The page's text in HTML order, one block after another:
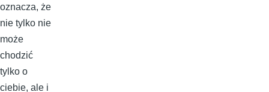
oznacza, że
nie tylko nie
może
chodzić
tylko o
ciebie, ale i